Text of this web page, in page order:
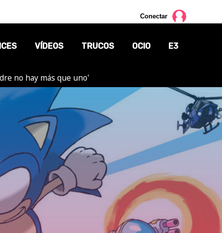
Conectar
VÍDEOS TRUCOS OCIO
MANGA
E3
no hay más que uno'